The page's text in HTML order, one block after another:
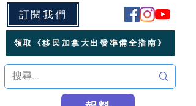
訂閱我們
領取《移民加拿大出發準備全指南》